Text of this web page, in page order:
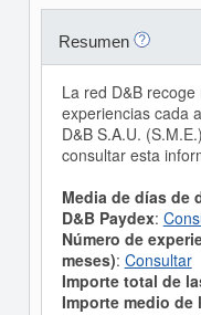
Resumen
La red D&B
experiencias cada
D&B S.A.U.
consultar esta
Media de días de
D&B Paydex:
Número de
meses): Consultar
Importe total de
Importe medio de